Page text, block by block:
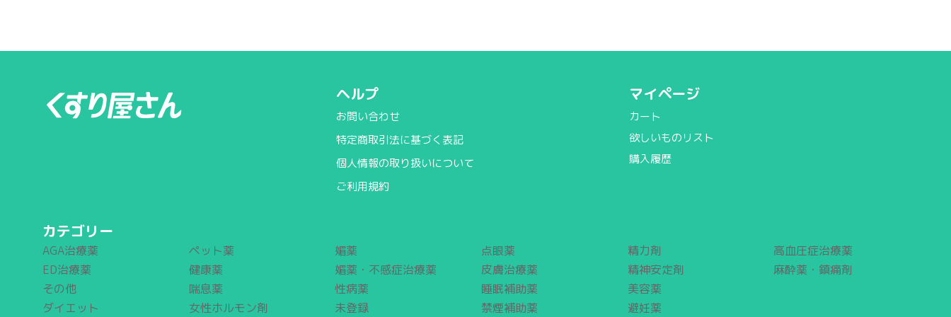
ヘルプ
お問い合わせ
特定商取引法に基づく表記
個人情報の取り扱いについて
ご利用規約
マイページ
カート
欲しいものリスト
購入履歴
カテゴリー
AGA治療薬
ED治療薬
その他
ダイエット
ペット薬
健康薬
喘息薬
女性ホルモン剤
媚薬
媚薬・不感症治療薬
性病薬
未登録
点眼薬
皮膚治療薬
睡眠補助薬
禁煙補助薬
精力剤
精神安定剤
美容薬
避妊薬
高血圧症治療薬
麻酔薬・鎮痛剤